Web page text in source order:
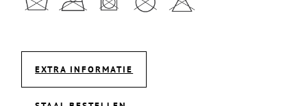
EXTRA INFORMATIE